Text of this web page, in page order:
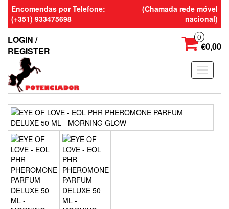
Skip
the
content
Encomendas por Telefone:
(+351) 933475698
(Chamada rede móvel
nacional)
LOGIN /
REGISTER
0
€0,00
Toggle